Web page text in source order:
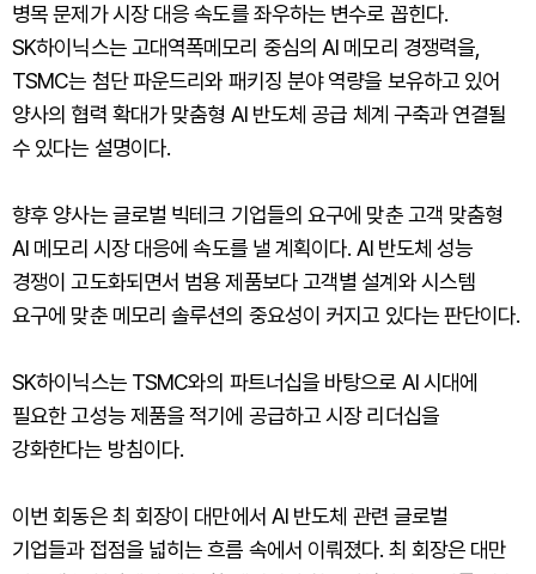
병목 문제가 시장 대응 속도를 좌우하는 변수로 꼽힌다.
SK하이닉스는 고대역폭메모리 중심의 AI 메모리 경쟁력을,
TSMC는 첨단 파운드리와 패키징 분야 역량을 보유하고 있어
양사의 협력 확대가 맞춤형 AI 반도체 공급 체계 구축과 연결될
수 있다는 설명이다.
향후 양사는 글로벌 빅테크 기업들의 요구에 맞춘 고객 맞춤형
AI 메모리 시장 대응에 속도를 낼 계획이다. AI 반도체 성능
경쟁이 고도화되면서 범용 제품보다 고객별 설계와 시스템
요구에 맞춘 메모리 솔루션의 중요성이 커지고 있다는 판단이다.
SK하이닉스는 TSMC와의 파트너십을 바탕으로 AI 시대에
필요한 고성능 제품을 적기에 공급하고 시장 리더십을
강화한다는 방침이다.
이번 회동은 최 회장이 대만에서 AI 반도체 관련 글로벌
기업들과 접점을 넓히는 흐름 속에서 이뤄졌다. 최 회장은 대만